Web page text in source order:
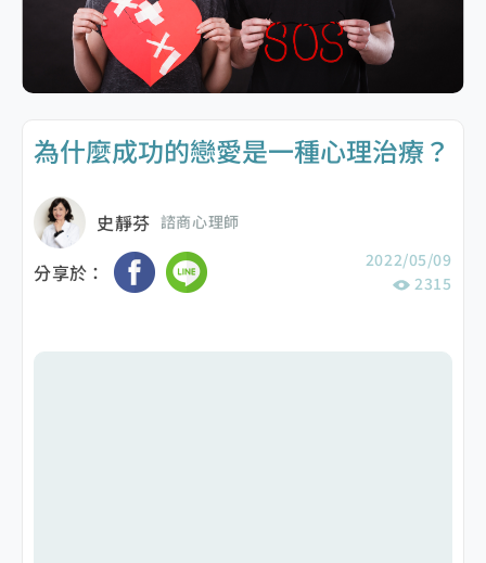
為什麼成功的戀愛是一種心理治療？
史靜芬 諮商心理師
分享於：
2022/05/09
2315